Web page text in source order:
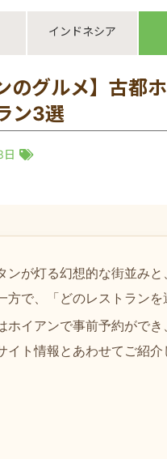
インドネシア
のグルメ】古都
ン3選
ンが灯る幻想的な街並み
方で、「どのレストラン
ホイアンで事前予約がで
イト情報とあわせてご紹介